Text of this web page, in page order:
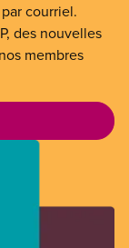
courriel.
des nouvelles
membres